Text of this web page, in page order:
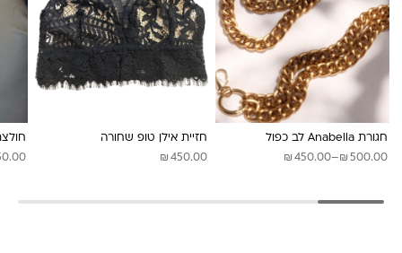
חגורת Anabella לב כפול
₪ 450.00–₪ 500.00
טווח
עד
חזיית אילן טופ שחורה
₪ 450.00